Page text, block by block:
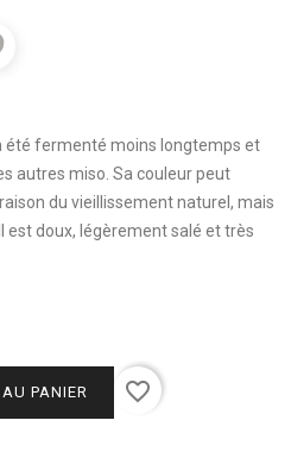
été fermenté moins longtemps et
autres miso. Sa couleur peut
du vieillissement naturel, mais
est doux, légèrement salé et très
PANIER favorite_border